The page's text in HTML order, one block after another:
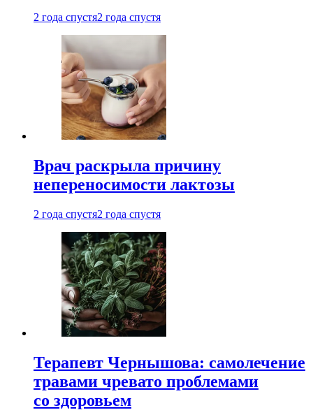
2 года спустя2 года спустя
Врач раскрыла причину
непереносимости лактозы
2 года спустя2 года спустя
Терапевт Чернышова: самолечение
травами чревато проблемами
со здоровьем